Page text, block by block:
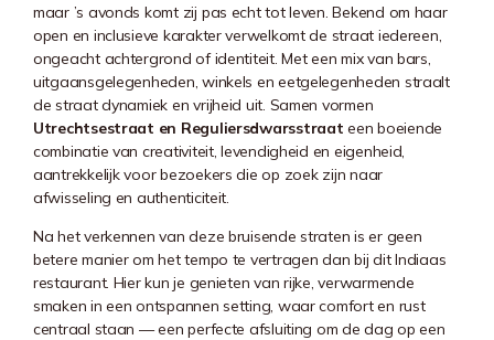
maar ’s avonds komt zij pas echt tot leven. Bekend om haar
open en inclusieve karakter verwelkomt de straat iedereen,
ongeacht achtergrond of identiteit. Met een mix van bars,
uitgaansgelegenheden, winkels en eetgelegenheden straalt
de straat dynamiek en vrijheid uit. Samen vormen
Utrechtsestraat en Reguliersdwarsstraat een boeiende
combinatie van creativiteit, levendigheid en eigenheid,
aantrekkelijk voor bezoekers die op zoek zijn naar
afwisseling en authenticiteit.
Na het verkennen van deze bruisende straten is er geen
betere manier om het tempo te vertragen dan bij dit Indiaas
restaurant. Hier kun je genieten van rijke, verwarmende
smaken in een ontspannen setting, waar comfort en rust
centraal staan — een perfecte afsluiting om de dag op een